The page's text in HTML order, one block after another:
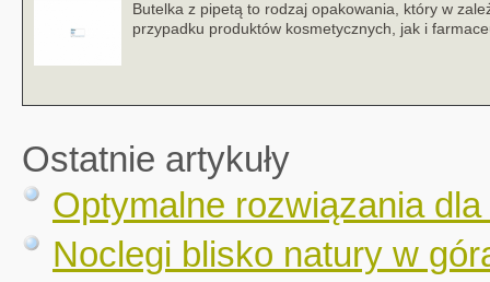
Butelka z pipetą to rodzaj opakowania, który w
przypadku produktów kosmetycznych, jak i
Ostatnie artykuły
Optymalne rozwiązania dla
Noclegi blisko natury w